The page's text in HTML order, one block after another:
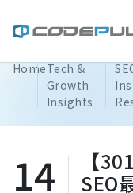
ChooWe AI仿生客服
Services & Pricing
HomeTech &
Growth
Insights
14
【
SEO